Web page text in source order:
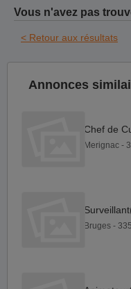
Vous n'avez pas
< Retour aux résultats
Annonces
Merignac -
Bruges -